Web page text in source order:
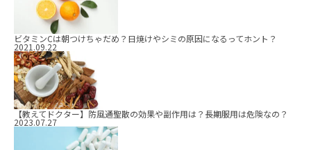
ビタミンCは朝つけちゃだめ？日焼けやシミの原因になるってホント？
2021.09.22
【教えてドクター】防風通聖散の効果や副作用は？長期服用は危険なの？
2023.07.27